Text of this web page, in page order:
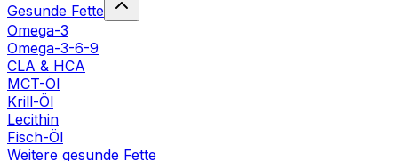
Gesunde Fette
Omega-3
Omega-3-6-9
CLA & HCA
MCT-Öl
Krill-Öl
Lecithin
Fisch-Öl
Weitere gesunde Fette